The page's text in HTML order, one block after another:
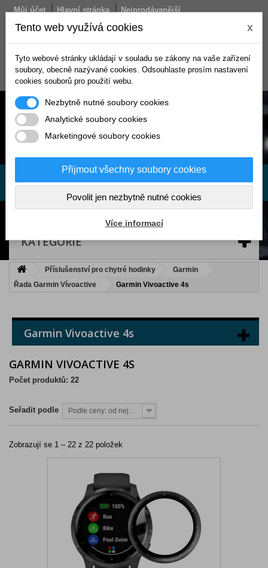
Můj účet Hlavní stránka
Nejprodávanější
Obchodní podmínky
Doprava
Košík (prázdný)
KATEGORIE
Příslušenství pro chytré hodinky
Garmin
Řada Garmin Vívoactive
Garmin Vivoactive 4s
Garmin Vivoactive 4s
GARMIN VIVOACTIVE 4S
Počet produktů: 22
Seřadit podle Podle ceny: od nejnižší
Zobrazují se 1 – 22 z 22 položek
Tento web využívá cookies x
Tyto webové stránky ukládají v souladu se zákony na vaše zařízení
soubory, obecně nazývané cookies. Odsouhlaste prosím nastavení
cookies souborů pro použití webu.
Nezbytně nutné soubory cookies
Analytické soubory cookies
Marketingové soubory cookies
Přijmout všechny soubory cookies
Povolit jen nezbytně nutné cookies
Více informací